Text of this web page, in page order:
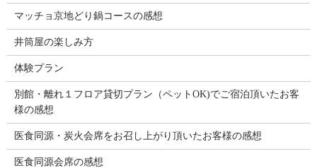
マッチョ京地どり鍋コースの感想
井筒屋の楽しみ方
体験プラン
別館・離れ１フロア貸切プラン（ペットOK)でご宿泊頂いたお客
様の感想
医食同源・炭火会席をお召し上がり頂いたお客様の感想
医食同源会席の感想